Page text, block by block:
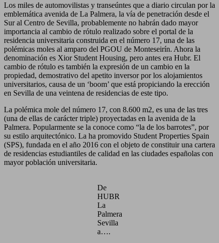
Los miles de automovilistas y transeúntes que a diario circulan por la
emblemática avenida de La Palmera, la vía de penetración desde el
Sur al Centro de Sevilla, probablemente no habrán dado mayor
importancia al cambio de rótulo realizado sobre el portal de la
residencia universitaria construida en el número 17, una de las
polémicas moles al amparo del PGOU de Monteseirín. Ahora la
denominación es Xior Student Housing, pero antes era Hubr. El
cambio de rótulo es también la expresión de un cambio en la
propiedad, demostrativo del apetito inversor por los alojamientos
universitarios, causa de un ‘boom’ que está propiciando la erección
en Sevilla de una veintena de residencias de este tipo.
La polémica mole del número 17, con 8.600 m2, es una de las tres
(una de ellas de carácter triple) proyectadas en la avenida de la
Palmera. Popularmente se la conoce como “la de los barrotes”, por
su estilo arquitectónico. La ha promovido Student Properties Spain
(SPS), fundada en el año 2016 con el objeto de constituir una cartera
de residencias estudiantiles de calidad en las ciudades españolas con
mayor población universitaria.
De
HUBR
La
Palmera
Sevilla
a….